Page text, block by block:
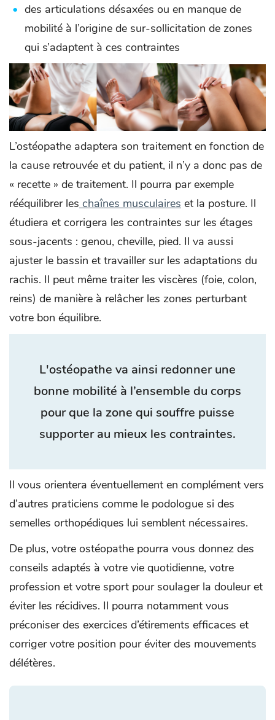
des articulations désaxées ou en manque de
mobilité à l’origine de sur-sollicitation de zones
qui s’adaptent à ces contraintes
L’ostéopathe adaptera son traitement en fonction de
la cause retrouvée et du patient, il n’y a donc pas de
« recette » de traitement. Il pourra par exemple
rééquilibrer les chaînes musculaires et la posture. Il
étudiera et corrigera les contraintes sur les étages
sous-jacents : genou, cheville, pied. Il va aussi
ajuster le bassin et travailler sur les adaptations du
rachis. Il peut même traiter les viscères (foie, colon,
reins) de manière à relâcher les zones perturbant
votre bon équilibre.
L'ostéopathe va ainsi redonner une
bonne mobilité à l’ensemble du corps
pour que la zone qui souffre puisse
supporter au mieux les contraintes.
Il vous orientera éventuellement en complément vers
d’autres praticiens comme le podologue si des
semelles orthopédiques lui semblent nécessaires.
De plus, votre ostéopathe pourra vous donnez des
conseils adaptés à votre vie quotidienne, votre
profession et votre sport pour soulager la douleur et
éviter les récidives. Il pourra notamment vous
préconiser des exercices d’étirements efficaces et
corriger votre position pour éviter des mouvements
délétères.